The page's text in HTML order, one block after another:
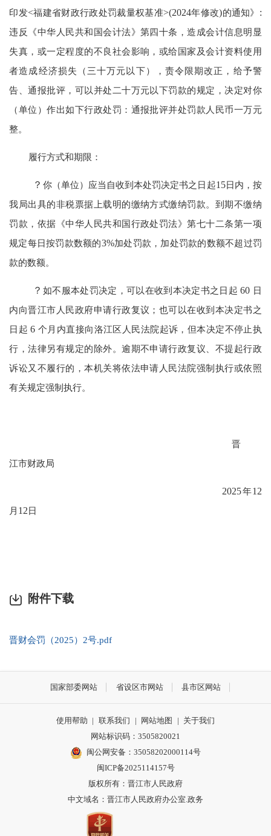
印发<福建省财政行政处罚裁量权基准>(2024年修改)的通知》 :
违反《中华人民共和国会计法》第四十条，造成会计信息明显
失真，或一定程度的不良社会影响，或给国家及会计资料使用
者造成经济损失（三十万元以下），责令限期改正，给予警
告、通报批评，可以并处二十万元以下罚款的规定，决定对你
（单位）作出如下行政处罚：通报批评并处罚款人民币一万元
整。
履行方式和期限：
？ 你（单位）应当自收到本处罚决定书之日起15日内，按
我局出具的非税票据上载明的缴纳方式缴纳罚款。到期不缴纳
罚款，依据《中华人民共和国行政处罚法》第七十二条第一项
规定每日按罚款数额的3%加处罚款，加处罚款的数额不超过罚
款的数额。
？ 如不服本处罚决定，可以在收到本决定书之日起 60 日
内向晋江市人民政府申请行政复议；也可以在收到本决定书之
日起 6 个月内直接向洛江区人民法院起诉，但本决定不停止执
行，法律另有规定的除外。逾期不申请行政复议、不提起行政
诉讼又不履行的，本机关将依法申请人民法院强制执行或依照
有关规定强制执行。
晋
江市财政局
2025年12
月 12日
附件下载
晋财会罚（2025）2号.pdf
国家部委网站 省设区市网站 县市区网站
使用帮助 | 联系我们 | 网站地图 | 关于我们
网站标识码：3505820021
闽公网安备：35058202000114号
闽ICP备2025114157号
版权所有：晋江市人民政府
中文域名：晋江市人民政府办公室.政务